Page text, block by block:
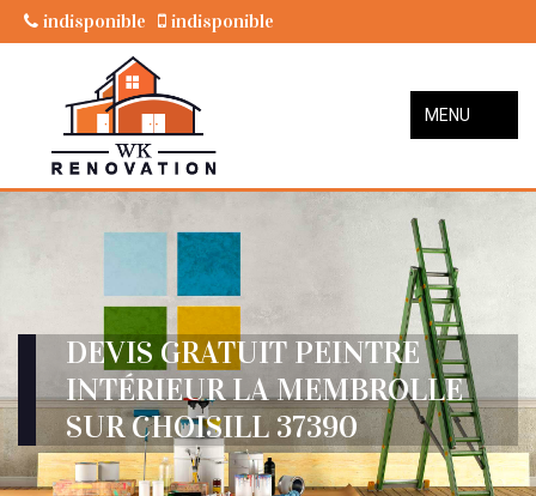
indisponible indisponible
MENU
DEVIS GRATUIT PEINTRE
INTÉRIEUR LA MEMBROLLE
SUR CHOISILL 37390